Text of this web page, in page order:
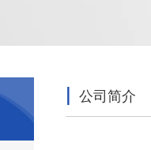
| 公司简介